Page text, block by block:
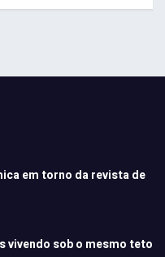
em torno da revista de
vivendo sob o mesmo teto